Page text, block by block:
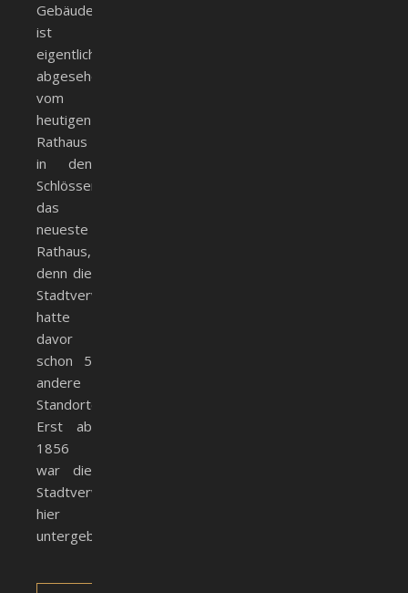
Gebäude
ist
eigentlich,
abgesehen
vom
heutigen
Rathaus
in den
Schlössern,
das
neueste
Rathaus,
denn die
Stadtverwaltung
hatte
davor
schon 5
andere
Standorte.
Erst ab
1856
war die
Stadtverwaltung
hier
untergebracht.